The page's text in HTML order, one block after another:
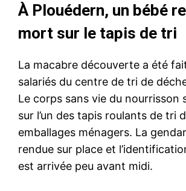
À Plouédern, un bébé
mort sur le tapis de tri
La macabre découverte a été
salariés du centre de tri de
Le corps sans vie du nourrisson
sur l’un des tapis roulants de tri
emballages ménagers. La
rendue sur place et
est arrivée peu avant midi.